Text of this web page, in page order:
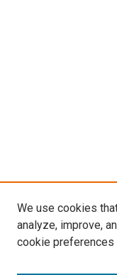
We use cookies
analyze, improve,
cookie preferences